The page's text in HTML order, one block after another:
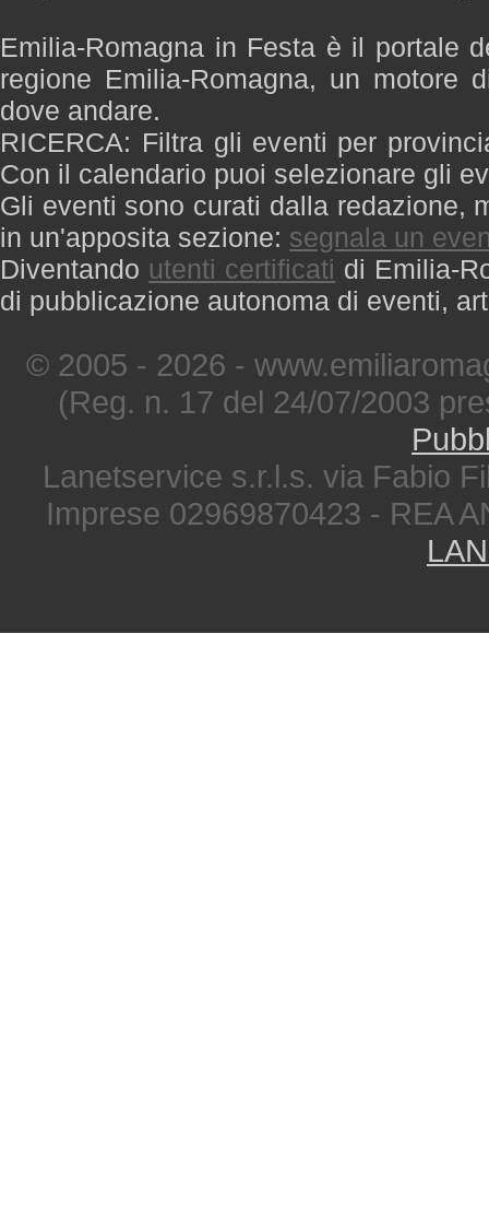
Emilia-Romagna in Festa è il portale
regione Emilia-Romagna, un motore
dove andare.
RICERCA: Filtra gli eventi per
Con il calendario puoi selezionare gli
Gli eventi sono curati dalla redazione,
in un'apposita sezione: segnala un
Diventando utenti certificati di Emilia-
di pubblicazione autonoma di eventi,
© 2005 - 2026 -
(Reg. n. 17 del 24/07/2003
Lanetservice s.r.l.s. via Fabio
Imprese 02969870423 - REA